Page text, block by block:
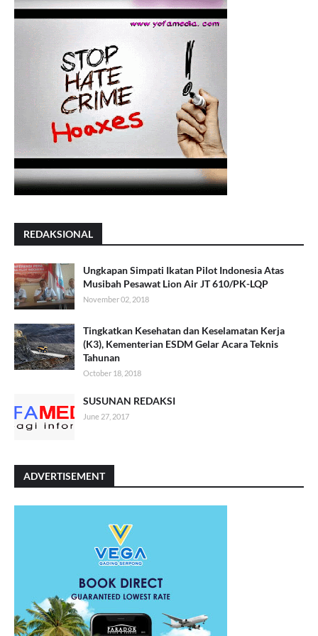
REDAKSIONAL
Ungkapan Simpati Ikatan Pilot Indonesia Atas
Musibah Pesawat Lion Air JT 610/PK-LQP
November 02, 2018
Tingkatkan Kesehatan dan Keselamatan Kerja
(K3), Kementerian ESDM Gelar Acara Teknis
Tahunan
October 18, 2018
SUSUNAN REDAKSI
June 27, 2017
ADVERTISEMENT